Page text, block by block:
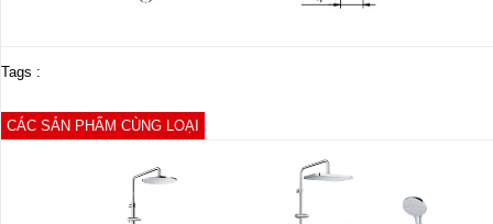
Tags :
CÁC SẢN PHẨM CÙNG LOẠI